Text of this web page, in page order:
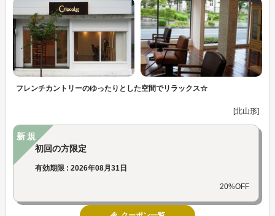
フレンチカントリーのゆったりとした空間でリラックス☆
[北山形]
新規
初回の方限定
有効期限 : 2026年08月31日
20%OFF